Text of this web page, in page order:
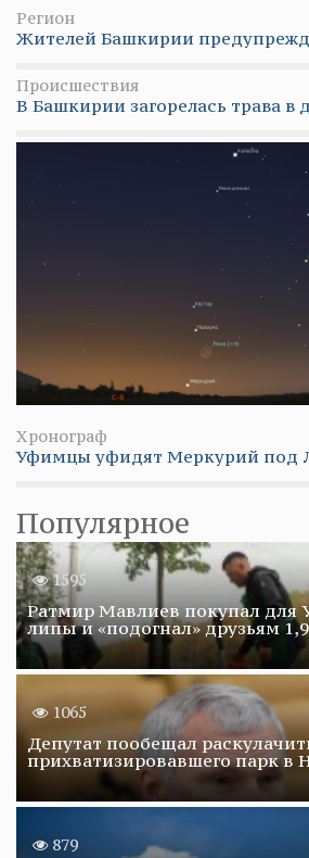
Регион
Жителей Башкирии
Происшествия
В Башкирии загорелась трава в
Хронограф
Уфимцы уфидят Меркурий под
Популярное
1595
Ратмир Мавлиев покупал для
липы и «подогнал» друзьям
1065
Депутат пообещал
прихватизировавшего парк в
879